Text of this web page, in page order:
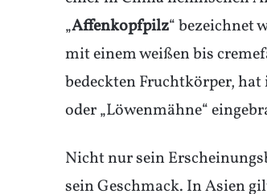
„Affenkopfpilz“ bezeichnet
mit einem weißen bis
bedeckten Fruchtkörper,
oder „Löwenmähne“
Nicht nur sein
sein Geschmack. In Asien